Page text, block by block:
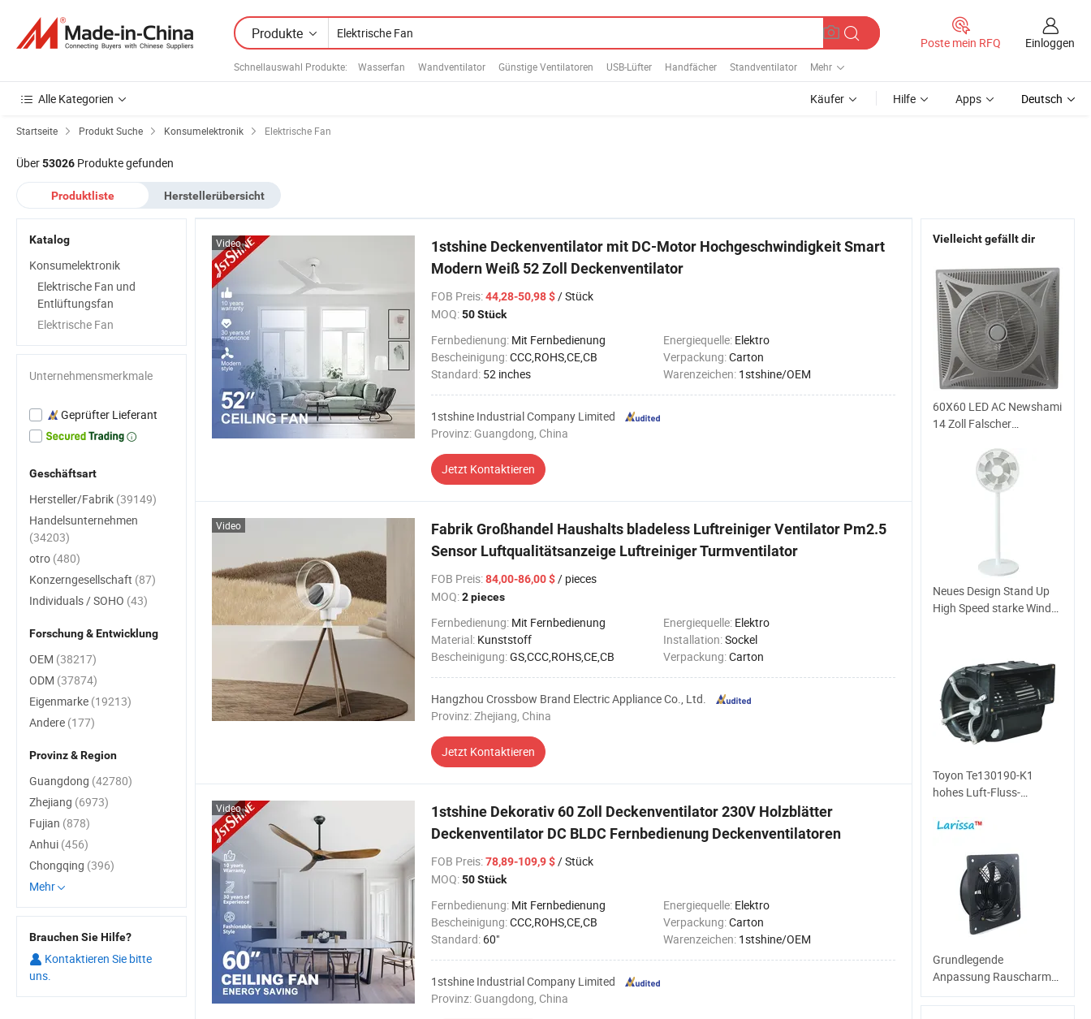
Produkte
Schnellauswahl Produkte: Wasserfan Wandventilator Günstige Ventilatoren USB-Lüfter Handfächer Standventilator Mehr
Poste mein RFQ Einloggen
Alle Kategorien Käufer Hilfe Apps Deutsch
Startseite Produkt Suche Konsumelektronik Elektrische Fan
Über53026 Produkte gefunden
Produktliste Herstellerübersicht
1stshine Deckenventilator mit DC-Motor Hochgeschwindigkeit Smart
Modern Weiß 52 Zoll Deckenventilator
FOB Preis:44,28-50,98 $/ Stück
MOQ:50 Stück
Fernbedienung: Mit Fernbedienung Energiequelle: Elektro
Bescheinigung:CCC,ROHS,CE,CB Verpackung:Carton
Standard: 52 inches Warenzeichen: 1stshine/OEM
1stshine Industrial Company Limited
Provinz: Guangdong, China
Jetzt Kontaktieren
Video
Fabrik Großhandel Haushalts bladeless Luftreiniger Ventilator Pm2.5
Sensor Luftqualitätsanzeige Luftreiniger Turmventilator
FOB Preis:84,00-86,00 $/ pieces
MOQ:2 pieces
Fernbedienung: Mit Fernbedienung Energiequelle: Elektro
Material: Kunststoff Installation:Sockel
Bescheinigung:GS,CCC,ROHS,CE,CB Verpackung:Carton
Hangzhou Crossbow Brand Electric Appliance Co., Ltd.
Provinz: Zhejiang, China
Jetzt Kontaktieren
Video
1stshine Dekorativ 60 Zoll Deckenventilator 230V Holzblätter
Deckenventilator DC BLDC Fernbedienung Deckenventilatoren
FOB Preis:78,89-109,9 $/ Stück
MOQ:50 Stück
Fernbedienung: Mit Fernbedienung Energiequelle: Elektro
Bescheinigung:CCC,ROHS,CE,CB Verpackung:Carton
Standard: 60" Warenzeichen: 1stshine/OEM
1stshine Industrial Company Limited
Provinz: Guangdong, China
Video
Vielleicht gefällt dir
60X60 LED AC Newshami
14 Zoll Falscher
Deckenventilator mit
Fernbedienung
Neues Design Stand Up
High Speed starke Wind
Toyon Te130190-K1
hohes Luft-Fluss-
Antreiber-
Luft, die Gerät Ahu
Ventilations-Ventilator-
zentrifugaler Ventilator-
elektrischen Ventilator
handhabt
Grundlegende
Anpassung Rauscharme
Quadratische, An Der
Wand Montierte Axiale
Katalog
Konsumelektronik
Elektrische Fan und
Entlüftungsfan
Elektrische Fan
Unternehmensmerkmale
Geprüfter Lieferant
Geschäftsart
Hersteller/Fabrik (39149)
Handelsunternehmen
(34203)
otro (480)
Konzerngesellschaft (87)
Individuals / SOHO (43)
Forschung & Entwicklung
OEM (38217)
ODM (37874)
Eigenmarke (19213)
Andere (177)
Provinz & Region
Guangdong (42780)
Zhejiang (6973)
Fujian (878)
Anhui (456)
Chongqing (396)
Mehr
Brauchen Sie Hilfe?
Kontaktieren Sie bitte
uns.